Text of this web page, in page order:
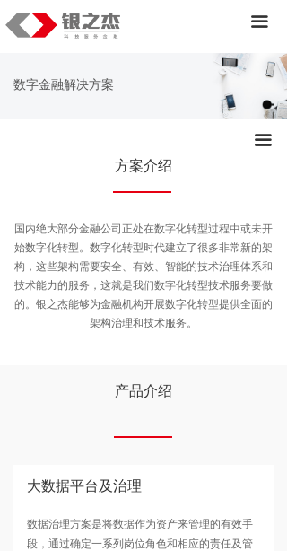
끀
首页
数字金融解决方案
国内绝大部分金融公司正处在数字化转型过程中或未开
始数字化转型。数字化转型时代建立了很多非常新的架
构，这些架构需要安全、有效、智能的技术治理体系和
技术能力的服务，这就是我们数字化转型技术服务要做
的。银之杰能够为金融机构开展数字化转型提供全面的
架构治理和技术服务。
方案介绍
产品介绍
数据治理方案是将数据作为资产来管理的有效手
段，通过确定一系列岗位角色和相应的责任及管
大数据平台及治理
끀
数字金融应用
外包服务